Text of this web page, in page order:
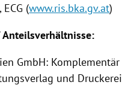
ECG (www.ris.bka.gv.at)
GmbH:
und